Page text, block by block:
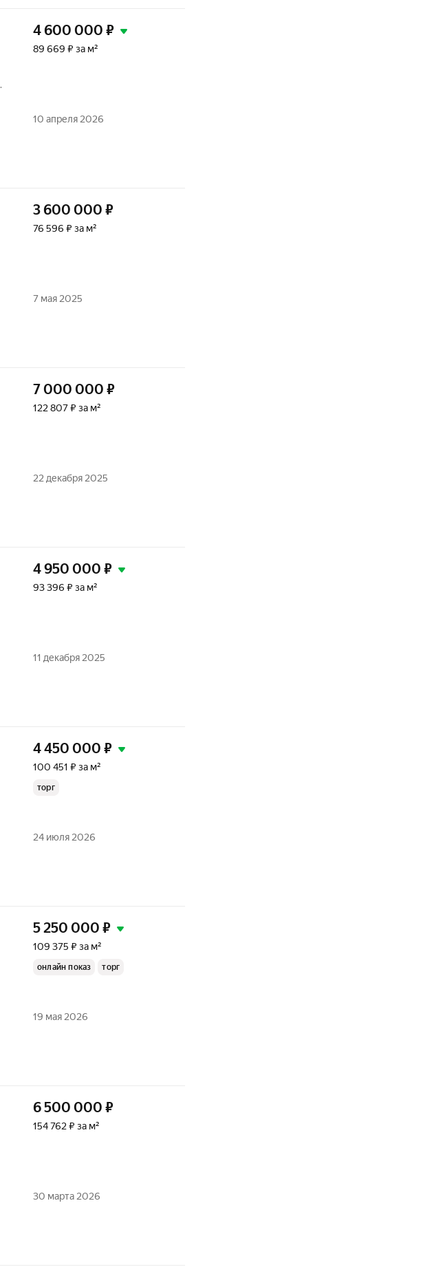
4 600 000 ₽
89 669 ₽ за м²
10 апреля 2026
3 600 000 ₽
76 596 ₽ за м²
7 мая 2025
7 000 000 ₽
122 807 ₽ за м²
22 декабря 2025
4 950 000 ₽
93 396 ₽ за м²
11 декабря 2025
4 450 000 ₽
100 451 ₽ за м²
торг
24 июля 2026
5 250 000 ₽
109 375 ₽ за м²
онлайн показ торг
19 мая 2026
6 500 000 ₽
154 762 ₽ за м²
30 марта 2026